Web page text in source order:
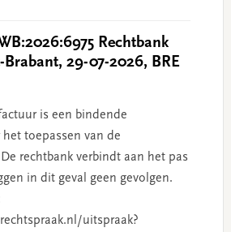
Rechtbank
Brabant, 29-07-2026, BRE
is een bindende
toepassen van de
rechtbank verbindt aan het pas
in dit geval geen gevolgen.
uitspraak?